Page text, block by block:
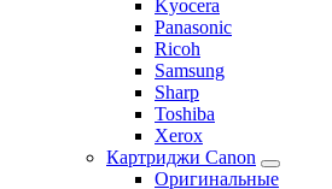
Kyocera
Panasonic
Ricoh
Samsung
Sharp
Toshiba
Xerox
Картриджи Canon
Оригинальные